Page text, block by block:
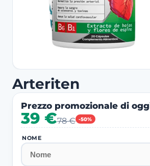
Arteriten
Prezzo promozionale di
-50%
39 €78 €
NOME